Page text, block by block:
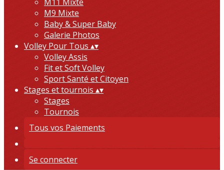
M9 Mixte
Baby & Super Baby
Galerie Photos
Volley Pour Tous ▴▾
Volley Assis
Fit et Soft Volley
Sport Santé et Citoyen
Stages et tournois ▴▾
Stages
Tournois
Tous vos Paiements
Se connecter